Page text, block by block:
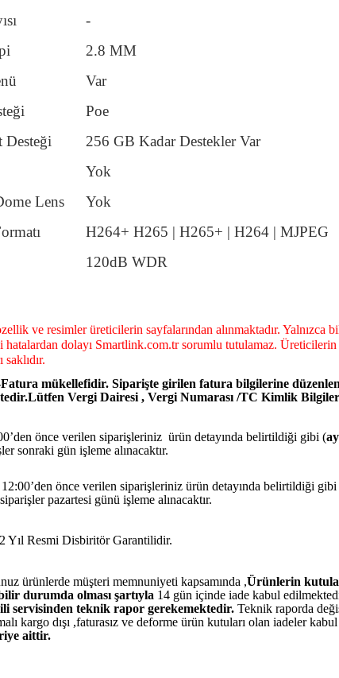
-
2.8 MM
Var
Poe
Desteği
256 GB Kadar Destekler Var
Yok
Lens
Yok
H264+ H265 | H265+ | H264 | MJPEG
120dB WDR
ve resimler üreticilerin sayfalarından alınmaktadır. Yalnızca
hatalardan dolayı Smartlink.com.tr sorumlu tutulamaz.
mükellefidir. Siparişte girilen fatura bilgilerine
Vergi Dairesi , Vergi Numarası /TC Kimlik
önce verilen siparişleriniz ürün detayında belirtildiği gibi (
sonraki gün işleme alınacaktır.
12:00’den önce verilen siparişleriniz ürün detayında belirtildiği gibi
pazartesi günü işleme alınacaktır.
Yıl Resmi Disbiritör Garantilidir.
ürünlerde müşteri memnuniyeti kapsamında ,Ürünlerin
durumda olması şartıyla 14 gün içinde iade kabul
servisinden teknik rapor gerekemektedir. Teknik raporda
kargo dışı ,faturasız ve deforme ürün kutuları olan iadeler
aittir.